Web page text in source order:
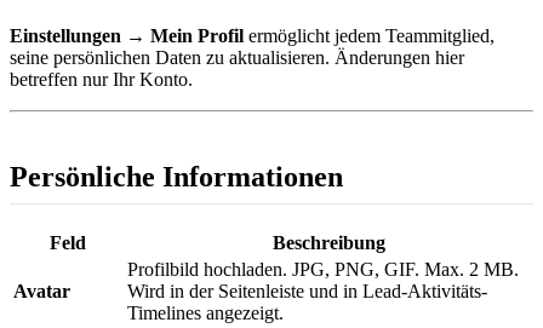
Einstellungen → Mein Profil ermöglicht jedem Teammitglied,
seine persönlichen Daten zu aktualisieren. Änderungen hier
betreffen nur Ihr Konto.
Persönliche Informationen
Feld Beschreibung
Avatar
Profilbild hochladen. JPG, PNG, GIF. Max. 2 MB.
Wird in der Seitenleiste und in Lead-Aktivitäts-
Timelines angezeigt.